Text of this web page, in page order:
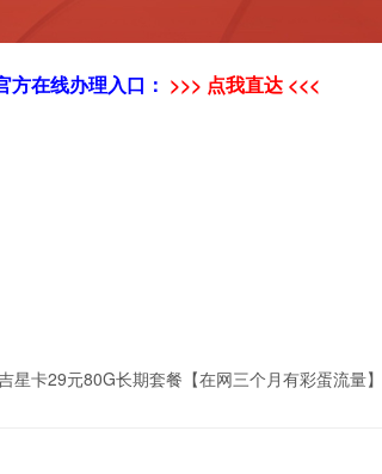
方在线办理入口： >>> 点我直达 <<<
星卡29元80G长期套餐【在网三个月有彩蛋流量】